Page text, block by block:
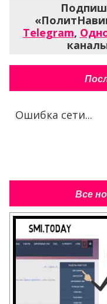
Telegram,
Ошибка сети...
Все